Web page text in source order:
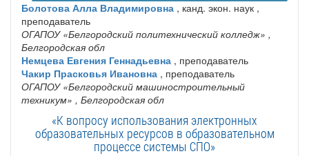
Болотова Алла Владимировна , канд. экон. наук ,
преподаватель
ОГАПОУ «Белгородский политехнический колледж» ,
Белгородская обл
Немцева Евгения Геннадьевна , преподаватель
Чакир Прасковья Ивановна , преподаватель
ОГАПОУ «Белгородский машиностроительный
техникум» , Белгородская обл
«К вопросу использования электронных
образовательных ресурсов в образовательном
процессе системы СПО»